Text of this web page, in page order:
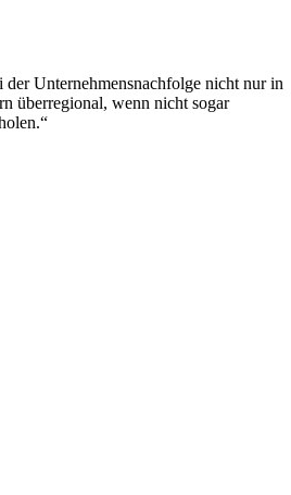
Unternehmensnachfolge nicht nur in
überregional, wenn nicht sogar